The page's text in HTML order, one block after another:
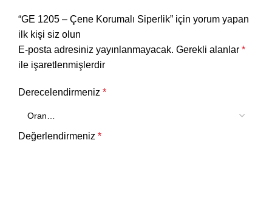
“GE 1205 – Çene Korumalı Siperlik” için yorum yapan
ilk kişi siz olun
E-posta adresiniz yayınlanmayacak. Gerekli alanlar *
ile işaretlenmişlerdir
Derecelendirmeniz *
Değerlendirmeniz *